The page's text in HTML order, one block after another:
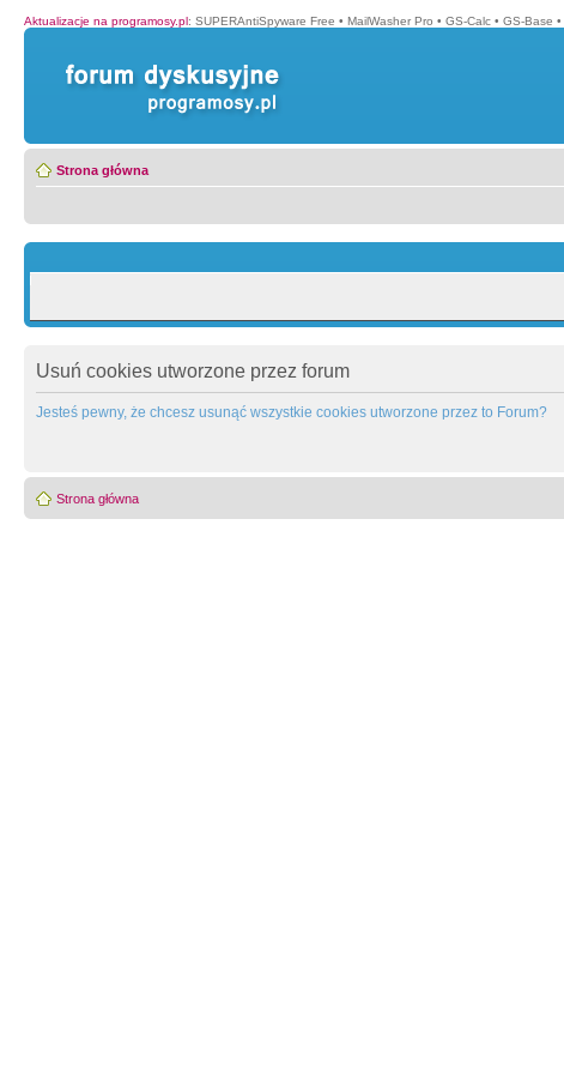
Aktualizacje na programosy.pl: SUPERAntiSpyware Free • MailWasher Pro • GS-Calc • GS-Base •
Strona główna
Usuń cookies utworzone przez forum
Jesteś pewny, że chcesz usunąć wszystkie cookies utworzone przez to Forum?
Strona główna